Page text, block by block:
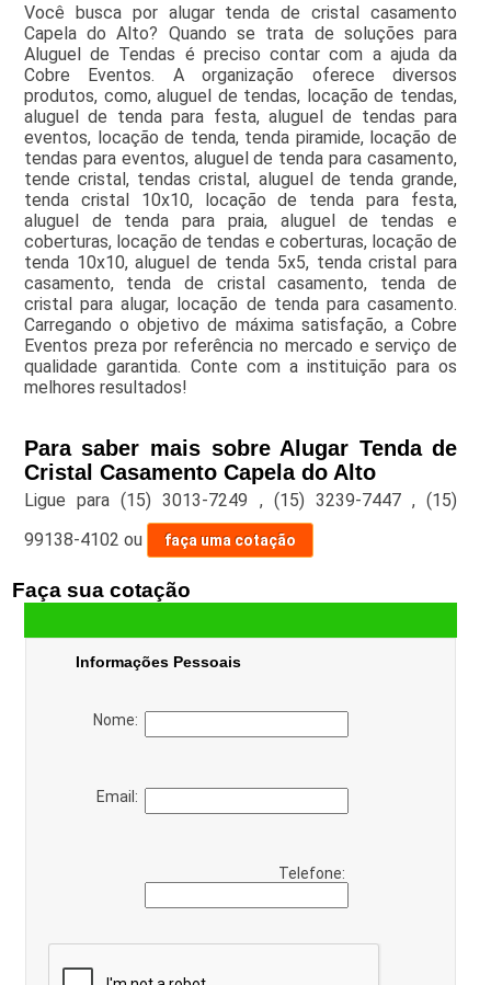
Você busca por alugar tenda de cristal casamento
Capela do Alto? Quando se trata de soluções para
Aluguel de Tendas é preciso contar com a ajuda da
Cobre Eventos. A organização oferece diversos
produtos, como, aluguel de tendas, locação de tendas,
aluguel de tenda para festa, aluguel de tendas para
eventos, locação de tenda, tenda piramide, locação de
tendas para eventos, aluguel de tenda para casamento,
tende cristal, tendas cristal, aluguel de tenda grande,
tenda cristal 10x10, locação de tenda para festa,
aluguel de tenda para praia, aluguel de tendas e
coberturas, locação de tendas e coberturas, locação de
tenda 10x10, aluguel de tenda 5x5, tenda cristal para
casamento, tenda de cristal casamento, tenda de
cristal para alugar, locação de tenda para casamento.
Carregando o objetivo de máxima satisfação, a Cobre
Eventos preza por referência no mercado e serviço de
qualidade garantida. Conte com a instituição para os
melhores resultados!
Para saber mais sobre Alugar Tenda de
Cristal Casamento Capela do Alto
Ligue para(15) 3013-7249 , (15) 3239-7447 ,(15)
99138-4102 ou faça uma cotação
Faça sua cotação
Informações Pessoais
Nome:
Email:
Telefone: